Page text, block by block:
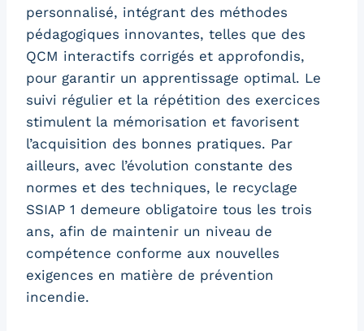
personnalisé, intégrant des méthodes
pédagogiques innovantes, telles que des
QCM interactifs corrigés et approfondis,
pour garantir un apprentissage optimal. Le
suivi régulier et la répétition des exercices
stimulent la mémorisation et favorisent
l’acquisition des bonnes pratiques. Par
ailleurs, avec l’évolution constante des
normes et des techniques, le recyclage
SSIAP 1 demeure obligatoire tous les trois
ans, afin de maintenir un niveau de
compétence conforme aux nouvelles
exigences en matière de prévention
incendie.